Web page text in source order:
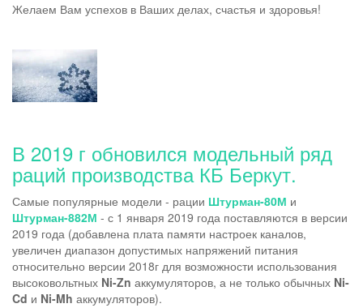
Желаем Вам успехов в Ваших делах, счастья и здоровья!
В 2019 г обновился модельный ряд
раций производства КБ Беркут.
Самые популярные модели - рации Штурман-80М и
Штурман-882М - с 1 января 2019 года поставляются в версии
2019 года (добавлена плата памяти настроек каналов,
увеличен диапазон допустимых напряжений питания
относительно версии 2018г для возможности использования
высоковольтных Ni-Zn аккумуляторов, а не только обычных Ni-
Cd и Ni-Mh аккумуляторов).